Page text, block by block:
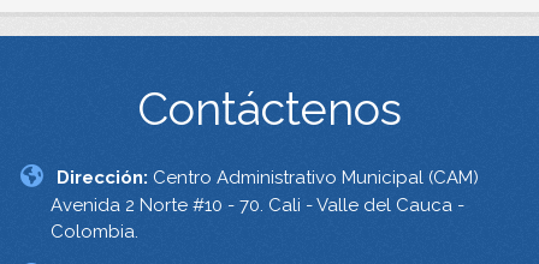
Contáctenos
Dirección: Centro Administrativo Municipal (CAM)
Avenida 2 Norte #10 - 70. Cali - Valle del Cauca -
Colombia.